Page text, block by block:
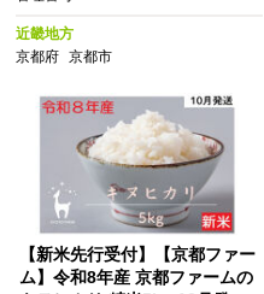
税 ］
近畿地方
京都府
京都市
【新米先行受付】【京都ファー
ム】令和8年産 京都ファームの